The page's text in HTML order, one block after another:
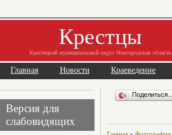
Крестцы
Крестецкий муниципальный округ Новгородская область
Главная Новости Краеведение
Версия для
слабовидящих
Поделиться…